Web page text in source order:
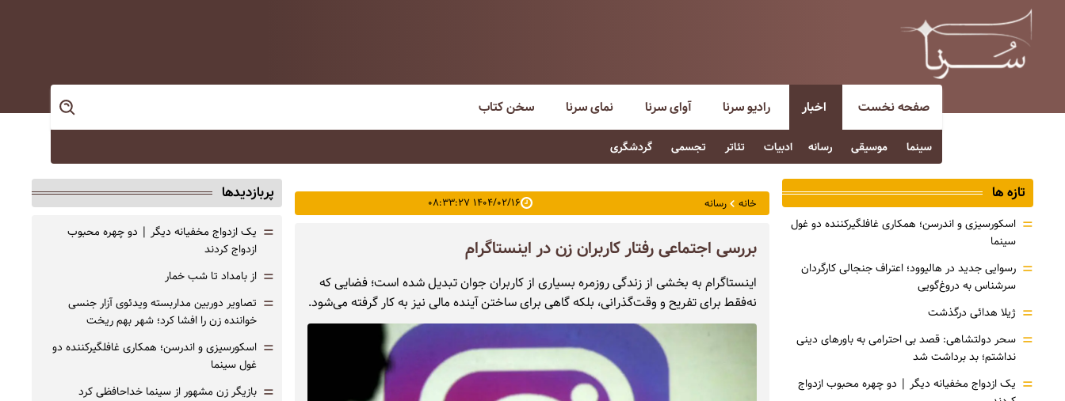
صفحه نخست اخبار
سینما موسیقی رسانه ادبیات تئاتر تجسمی گردشگری
رادیو سرنا آوای سرنا نمای سرنا سخن کتاب
خانه رسانه ۱۴۰۴/۰۲/۱۶ ۰۸:۳۳:۲۷
بررسی اجتماعی رفتار کاربران زن در اینستاگرام
اینستاگرام به بخشی از زندگی روزمره بسیاری از کاربران جوان تبدیل شده است؛ فضایی که
نه‌فقط برای تفریح و وقت‌گذرانی، بلکه گاهی برای ساختن آینده مالی نیز به کار گرفته می‌شود.
تازه ها
= اسکورسیزی و اندرسن؛ همکاری غافلگیرکننده دو غول
سینما
= رسوایی جدید در هالیوود؛ اعتراف جنجالی کارگردان
سرشناس به دروغ‌گویی
= ژیلا هدائی درگذشت
= سحر دولتشاهی: قصد بی احترامی به باورهای دینی
نداشتم؛ بد برداشت شد
= یک ازدواج مخفیانه دیگر | دو چهره محبوب ازدواج
پربازدیدها
= یک ازدواج مخفیانه دیگر | دو چهره محبوب
ازدواج کردند
= از بامداد تا شب خمار
= تصاویر دوربین مداربسته ویدئوی آزار جنسی
خواننده زن را افشا کرد؛ شهر بهم ریخت
= اسکورسیزی و اندرسن؛ همکاری غافلگیرکننده دو
غول سینما
= بازیگر زن مشهور از سینما خداحافظی کرد